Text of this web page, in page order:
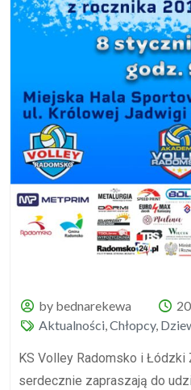
by bednarekewa
Aktualności,Chłopcy,
KS Volley Radomsko i
serdecznie zapraszają do